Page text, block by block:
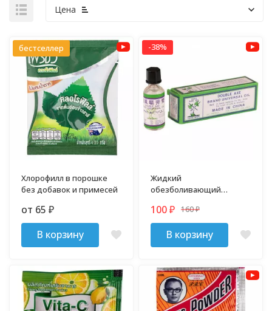
Цена
бестселлер
Хлорофилл в порошке
без добавок и примесей
от 65₽
В корзину
-38%
Жидкий
обезболивающий
маслами Double Axe Oil 3
мл
100₽ 160₽
В корзину